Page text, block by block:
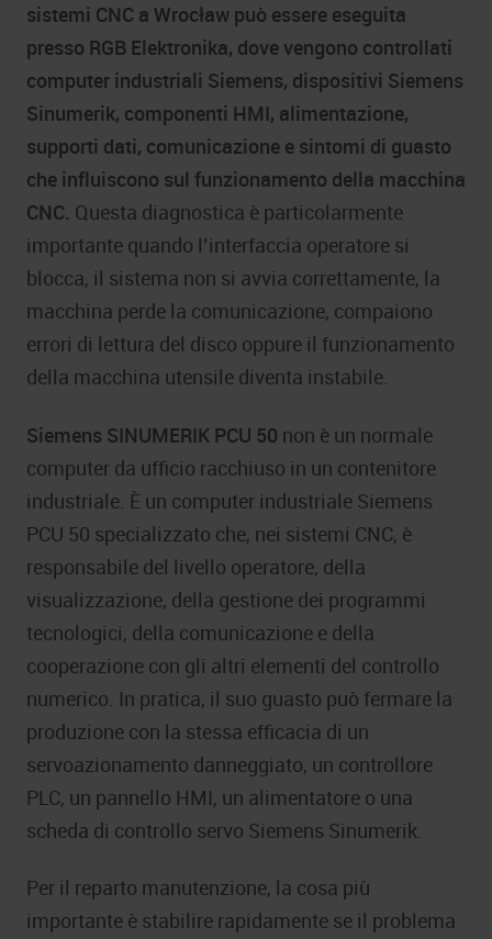
sistemi CNC a Wrocław può essere eseguita
presso RGB Elektronika, dove vengono controllati
computer industriali Siemens, dispositivi Siemens
Sinumerik, componenti HMI, alimentazione,
supporti dati, comunicazione e sintomi di guasto
che influiscono sul funzionamento della macchina
CNC. Questa diagnostica è particolarmente
importante quando l’interfaccia operatore si
blocca, il sistema non si avvia correttamente, la
macchina perde la comunicazione, compaiono
errori di lettura del disco oppure il funzionamento
della macchina utensile diventa instabile.
Siemens SINUMERIK PCU 50 non è un normale
computer da ufficio racchiuso in un contenitore
industriale. È un computer industriale Siemens
PCU 50 specializzato che, nei sistemi CNC, è
responsabile del livello operatore, della
visualizzazione, della gestione dei programmi
tecnologici, della comunicazione e della
cooperazione con gli altri elementi del controllo
numerico. In pratica, il suo guasto può fermare la
produzione con la stessa efficacia di un
servoazionamento danneggiato, un controllore
PLC, un pannello HMI, un alimentatore o una
scheda di controllo servo Siemens Sinumerik.
Per il reparto manutenzione, la cosa più
importante è stabilire rapidamente se il problema